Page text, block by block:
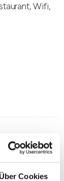
Über Cookies
Wifi,